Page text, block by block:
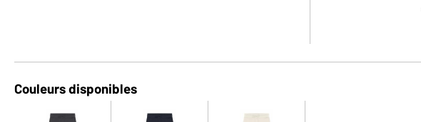
Couleurs disponibles